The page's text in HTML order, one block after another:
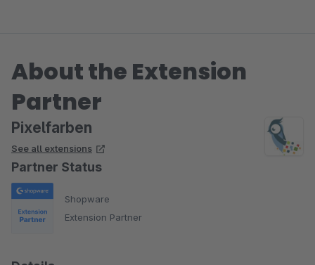
About the Extension
Partner
Pixelfarben
See all extensions
Partner Status
Shopware
Extension Partner